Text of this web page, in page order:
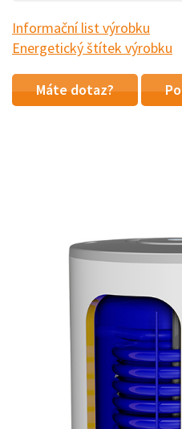
Informační list výrobku
Energetický štítek výrobku
Máte dotaz?